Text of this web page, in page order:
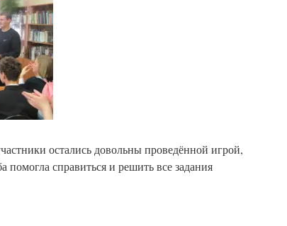
остались довольны проведённой игрой,
справиться и решить все задания